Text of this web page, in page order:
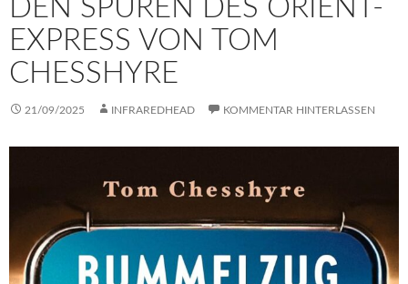
DEN SPUREN DES ORIENT-
EXPRESS VON TOM
CHESSHYRE
21/09/2025 INFRAREDHEAD KOMMENTAR HINTERLASSEN